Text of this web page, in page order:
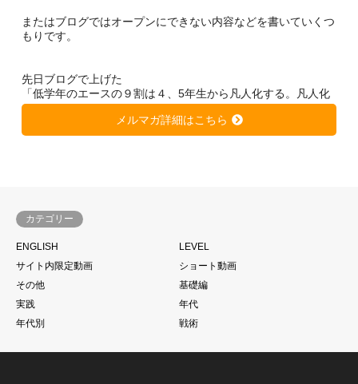
またはブログではオープンにできない内容などを書いていくつ
もりです。
先日ブログで上げた
「低学年のエースの９割は４、5年生から凡人化する。凡人化
しないために、、、」
https://soccer-kateikyousi.com/daihyoublog/archives/7684.htm
l
す。
当たり前と言われるかもしれません。
もちろん個の力
それでものめり込みすぎて、そこをおざなりにする
す。
メルマガ詳細はこちら
カテゴリー
ENGLISH
LEVEL
サイト内限定動画
ショート動画
その他
基礎編
実践
年代
年代別
戦術